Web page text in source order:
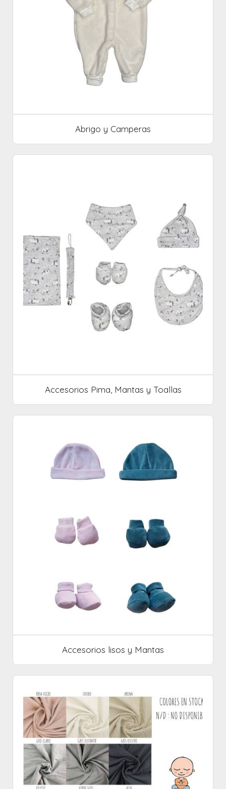
Abrigo y Camperas
Accesorios Pima, Mantas y Toallas
Accesorios lisos y Mantas